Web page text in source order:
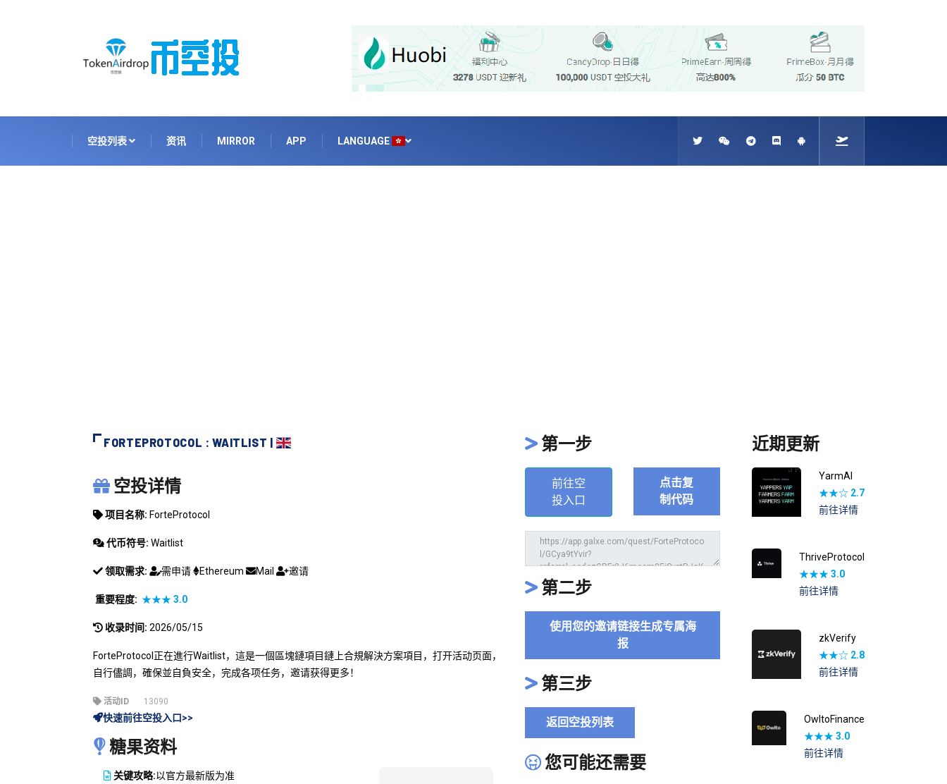
空投列表 资讯 MIRROR APP LANGUAGE
FORTEPROTOCOL : WAITLIST |
FORTEPROTOCOL
空投详情
项目名称: ForteProtocol
代币符号: Waitlist
领取需求: 需申请 Ethereum Mail 邀请
重要程度: ★★★3.0
收录时间: 2026/05/15
ForteProtocol正在進行Waitlist，這是一個區塊鏈項目鏈上合規解決方案項目，打开活动页面，
自行儘調，確保並自負安全，完成各项任务，邀请获得更多！
活动ID 13090
快速前往空投入口>>
糖果资料
关键攻略:以官方最新版为准
第一步
前往空
投入口
点击复
制代码
第二步
使用您的邀请链接生成专属海
报
第三步
返回空投列表
您可能还需要
近期更新
YarmAI
★★☆ 2.7
前往详情
ThriveProtocol
★★★3.0
前往详情
zkVerify
★★☆ 2.8
前往详情
OwltoFinance
★★★3.0
前往详情